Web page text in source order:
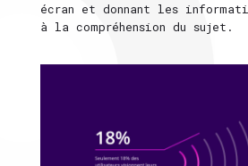
écran et donnant les
à la compréhension du sujet.